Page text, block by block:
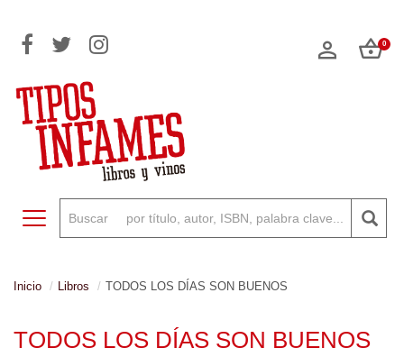
0
Toggle navigation
Inicio Libros TODOS LOS DÍAS SON BUENOS
TODOS LOS DÍAS SON BUENOS